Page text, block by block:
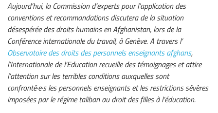
Aujourd’hui, la Commission d’experts pour l’application des
conventions et recommandations discutera de la situation
désespérée des droits humains en Afghanistan, lors de la
Conférence internationale du travail, à Genève. A travers l’
Observatoire des droits des personnels enseignants afghans,
l’Internationale de l’Education recueille des témoignages et attire
l’attention sur les terribles conditions auxquelles sont
confronté·e·s les personnels enseignants et les restrictions sévères
imposées par le régime taliban au droit des filles à l’éducation.